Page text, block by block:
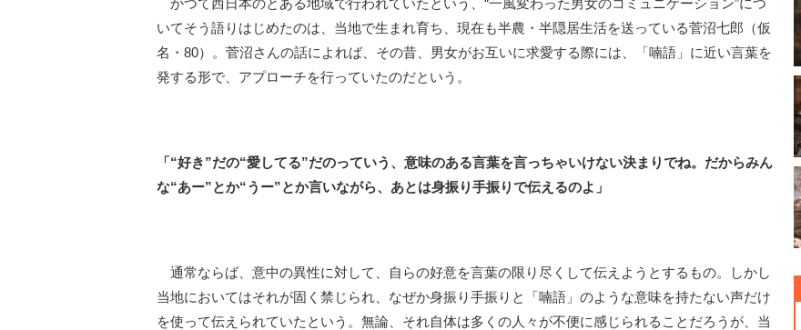
かつて西日本のとある地域で行われていたという、“一風変わった男女のコミュニケーション”につ
いてそう語りはじめたのは、当地で生まれ育ち、現在も半農・半隠居生活を送っている菅沼七郎（仮
名・80）。菅沼さんの話によれば、その昔、男女がお互いに求愛する際には、「喃語」に近い言葉を
発する形で、アプローチを行っていたのだという。
「“好き”だの“愛してる”だのっていう、意味のある言葉を言っちゃいけない決まりでね。だからみん
な“あー”とか“うー”とか言いながら、あとは身振り手振りで伝えるのよ」
通常ならば、意中の異性に対して、自らの好意を言葉の限り尽くして伝えようとするもの。しかし
当地においてはそれが固く禁じられ、なぜか身振り手振りと「喃語」のような意味を持たない声だけ
を使って伝えられていたという。無論、それ自体は多くの人々が不便に感じられることだろうが、当